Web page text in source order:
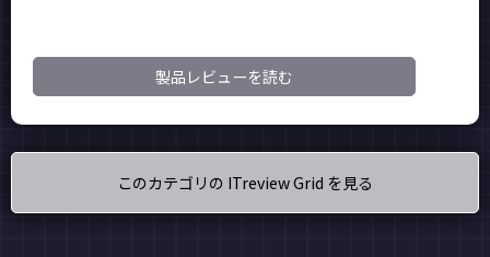
製品レビューを読む
このカテゴリの ITreview Grid を見る